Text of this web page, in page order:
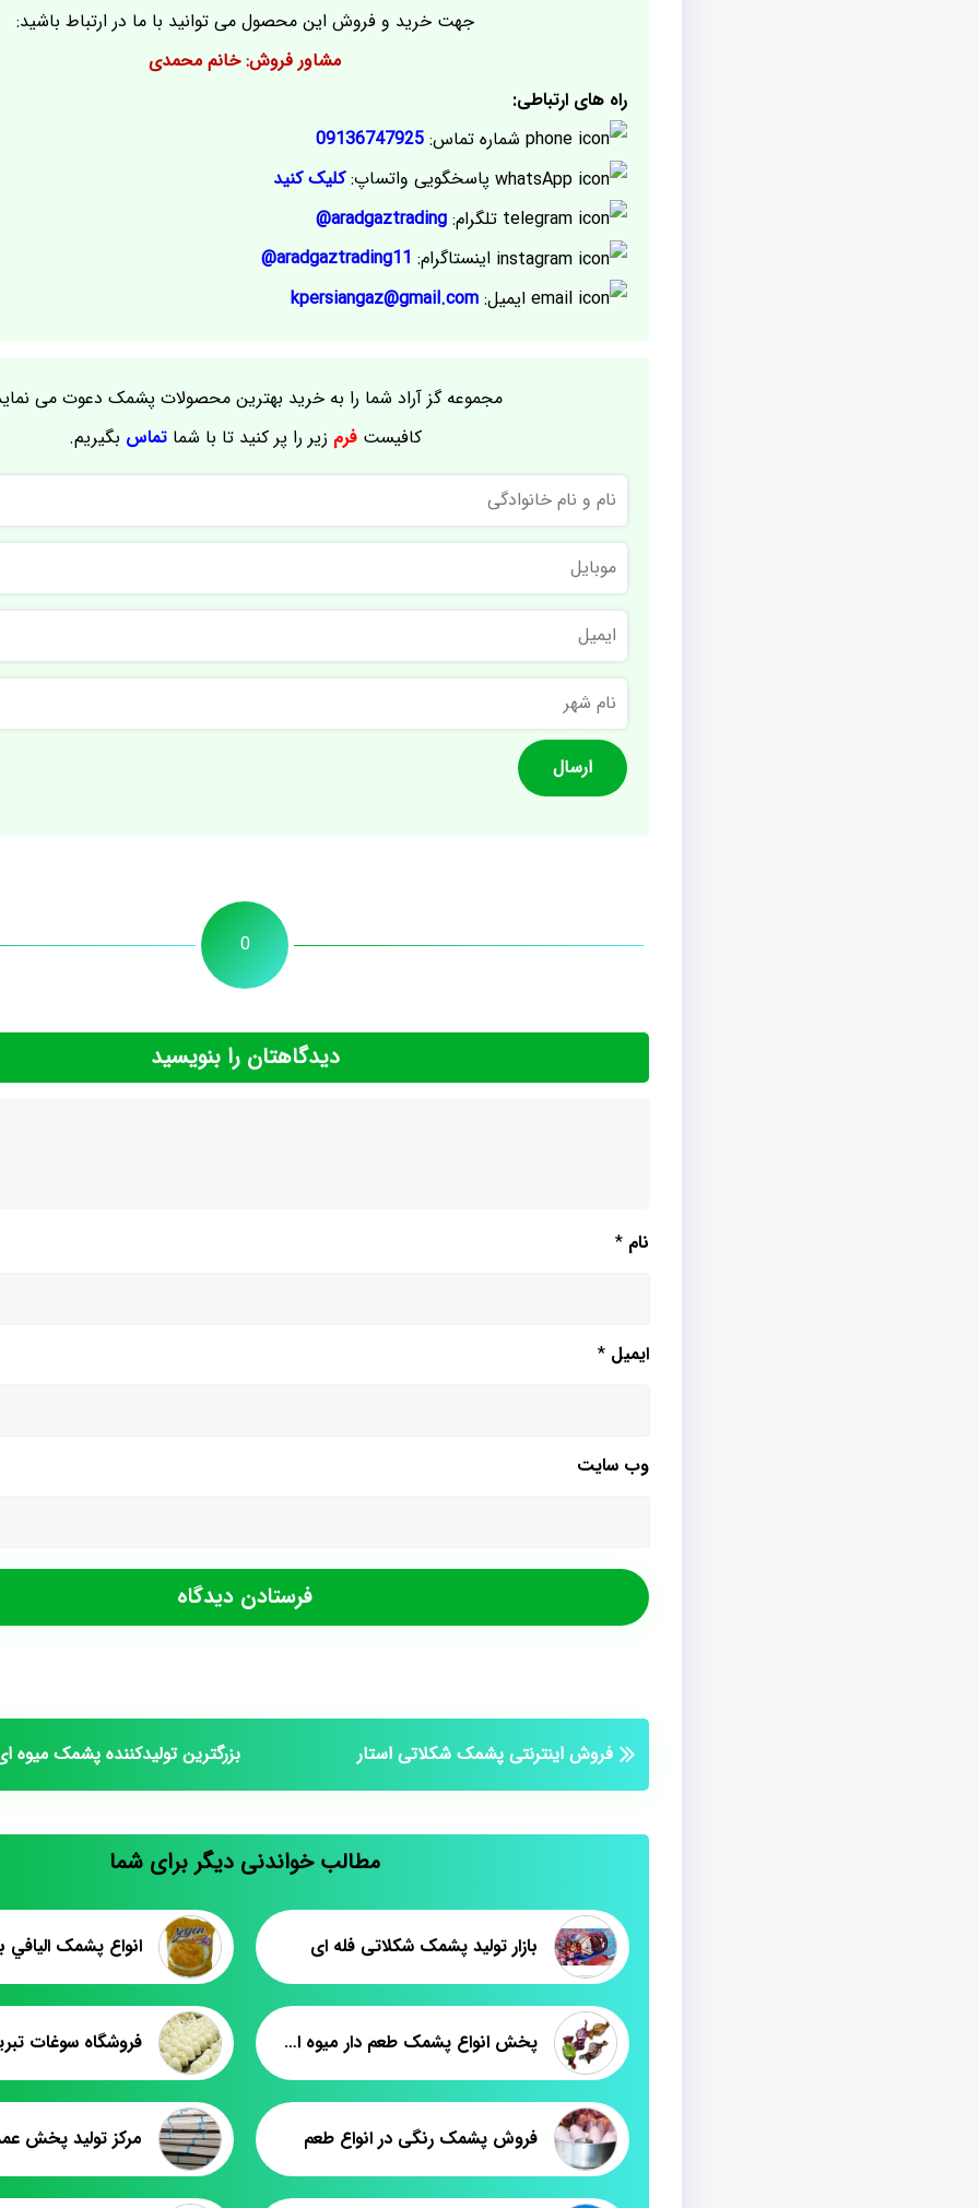
جهت خرید و فروش این محصول می توانید با ما در ارتباط باشید:
مشاور فروش: خانم محمدی
راه های ارتباطی:
شماره تماس: 09136747925
پاسخگویی واتساپ:کلیک کنید
تلگرام: aradgaztrading@
اینستاگرام: aradgaztrading11@
ایمیل: kpersiangaz@gmail.com
مجموعه گز آراد شما را به خرید بهترین محصولات پشمک دعوت می
کافیستفرم زیر را پر کنید تا با شماتماس بگیریم.
و
نام
خانوادگی
موبایل
ایمیل
نام
شهر
0
دیدگاهتان را بنویسید
نام *
ایمیل *
وب‌ سایت
فروش اینترنتی پشمک شکلاتی استار بزرگترین تولیدکننده پشمک میوه
مطالب خواندنی دیگر برای شما
بازار تولید پشمک شکلاتی فله ای
پخش انواع پشمک طعم دار میوه ای حاج عبدالله فروشگاه سوغات
فروش پشمک رنگی در انواع طعم مرکز تولید پخش